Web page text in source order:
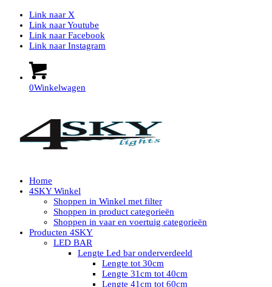
Link naar X
Link naar Youtube
Link naar Facebook
Link naar Instagram
0Winkelwagen
Home
4SKY Winkel
Shoppen in Winkel met filter
Shoppen in product categorieën
Shoppen in vaar en voertuig categorieën
Producten 4SKY
LED BAR
Lengte Led bar onderverdeeld
Lengte tot 30cm
Lengte 31cm tot 40cm
Lengte 41cm tot 60cm